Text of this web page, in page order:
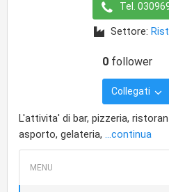
Tel.
Settore:
0 follower
Collegati
L'attivita' di bar, pizzeria,
asporto, gelateria, ...continua